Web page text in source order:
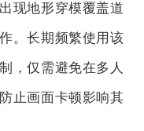
现地形穿模覆盖道
。长期频繁使用该
，仅需避免在多人
止画面卡顿影响其